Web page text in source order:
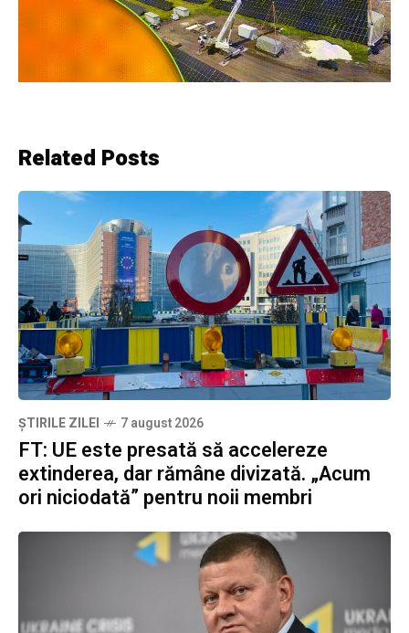
Related Posts
ȘTIRILE ZILEI 7 august 2026
FT: UE este presată să accelereze
extinderea, dar rămâne divizată. „Acum
ori niciodată” pentru noii membri